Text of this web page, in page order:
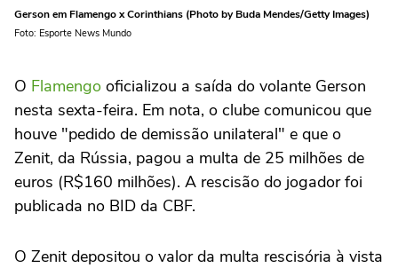
Gerson em Flamengo x Corinthians (Photo by Buda Mendes/Getty Images)
Foto: Esporte News Mundo
O Flamengo oficializou a saída do volante Gerson
nesta sexta-feira. Em nota, o clube comunicou que
houve "pedido de demissão unilateral" e que o
Zenit, da Rússia, pagou a multa de 25 milhões de
euros (R$160 milhões). A rescisão do jogador foi
publicada no BID da CBF.
O Zenit depositou o valor da multa rescisória à vista